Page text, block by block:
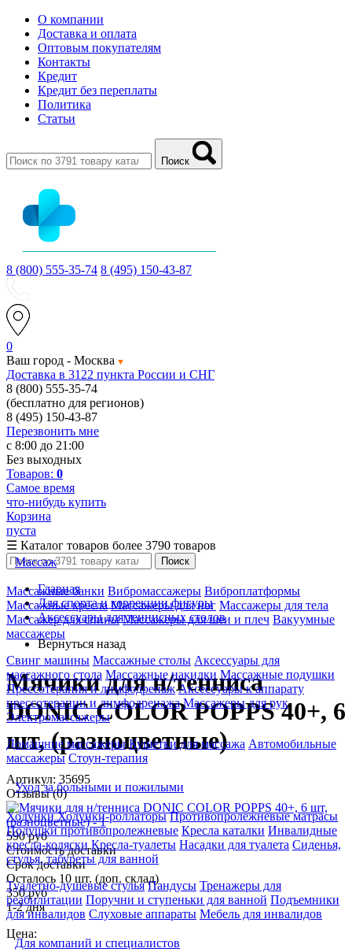
О компании
Доставка и оплата
Оптовым покупателям
Контакты
Кредит
Кредит без переплаты
Политика
Статьи
Поиск
8 (800) 555-35-74 8 (495) 150-43-87
0
Ваш город - Москва
Доставка в 3122 пункта России и СНГ
8 (800) 555-35-74
(бесплатно для регионов)
8 (495) 150-43-87
Перезвонить мне
с 8:00 до 21:00
Без выходных
Товаров: 0
Самое время
что-нибудь купить
Корзина
пуста
☰ Каталог товаров более 3790 товаров
Массаж
Массажные банки Вибромассажеры Виброплатформы
Массажные кресла Массажеры для ног Массажеры для тела
Массажер для спины Массажеры для шеи и плеч Вакуумные
массажеры
Свинг машины Массажные столы Аксессуары для
массажного стола Массажные накидки Массажные подушки
Прессотерапия и лимфодренаж Аксессуары к аппарату
прессотерапии и лимфодренажа Массажеры для рук
Электромассажеры
Домашние массажеры Кушетки для массажа Автомобильные
массажеры Стоун-терапия
Уход за больными и пожилыми
ХодункиХодунки-роллаторы Противопролежневые матрасы
Подушки противопролежневые Кресла каталки Инвалидные
кресла-коляски Кресла-туалеты Насадки для туалета Сиденья,
стулья, табуреты для ванной
Туалетно-душевые стулья Пандусы Тренажеры для
реабилитации Поручни и ступеньки для ванной Подъемники
для инвалидов Слуховые аппараты Мебель для инвалидов
Для компаний и специалистов
Поиск
Главная
Для спорта и коррекции фигуры
Аксессуары для теннисных столов
Вернуться назад
Мячики для н/тенниса
DONIC COLOR POPPS 40+, 6
шт, (разноцветные)
Артикул: 35695
Отзывы (0)
590 руб
Стоимость доставки
Срок доставки
Осталось 10 шт. (доп. склад)
350 руб
1-2 дня
Цена: